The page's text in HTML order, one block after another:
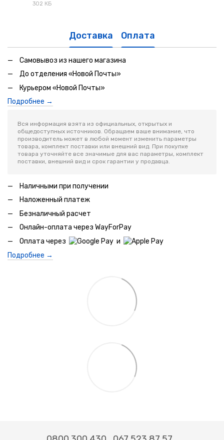
302 КБ
Доставка Оплата
Самовывоз из нашего магазина
До отделения «Новой Почты»
Курьером «Новой Почты»
Подробнее →
Вся информация взята из официальных, открытых и
общедоступных источников. Обращаем ваше внимание, что
производитель может в любой момент изменить параметры
товара, комплект поставки или внешний вид. При покупке
товара уточняйте все значимые для вас параметры, комплект
поставки, внешний вид и срок гарантии у продавца.
Наличными при получении
Наложенный платеж
Безналичный расчет
Онлайн-оплата через WayForPay
Оплата через
и
Подробнее →